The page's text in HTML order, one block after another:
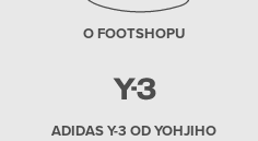
O FOOTSHOPU
ADIDAS Y-3 OD YOHJIHO